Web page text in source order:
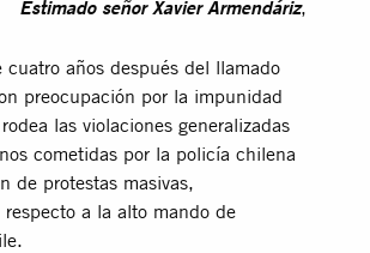
Estimado señor Xavier Armendáriz,
cuatro años después del llamado
preocupación por la impunidad
las violaciones generalizadas
cometidas por la policía chilena
de protestas masivas,
a la alto mando de